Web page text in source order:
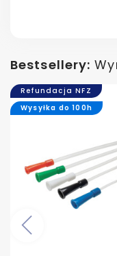
Bestsellery:
Refundacja NFZ
Wysyłka do 100h
Poprzedni